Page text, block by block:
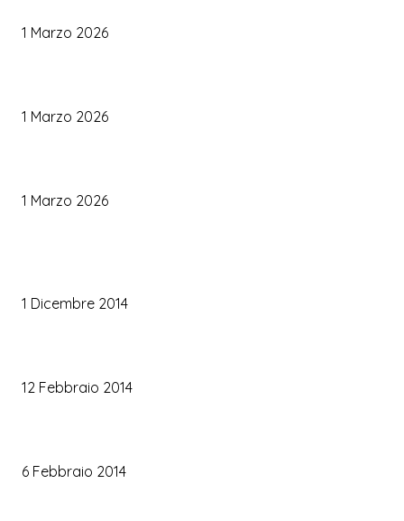
1 Marzo 2026
1 Marzo 2026
1 Marzo 2026
1 Dicembre 2014
12 Febbraio 2014
6 Febbraio 2014